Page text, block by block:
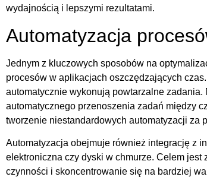
wydajnością i lepszymi rezultatami.
Automatyzacja
Jednym z kluczowych sposobów na
procesów w aplikacjach oszczędzających
automatycznie wykonują powtarzalne
automatycznego przenoszenia zadań między
tworzenie niestandardowych automatyzacji za
Automatyzacja obejmuje również integrację z
elektroniczna czy dyski w chmurze. Celem
czynności i skoncentrowanie się na bardziej